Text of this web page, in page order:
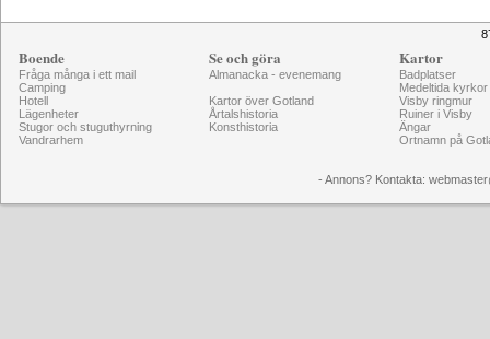
Boende
Fråga många i ett mail
Camping
Hotell
Lägenheter
Stugor och stuguthyrning
Vandrarhem
Se och göra
Almanacka - evenemang
Kartor över Gotland
Årtalshistoria
Konsthistoria
Kartor
Badplatser
Medeltida kyrkor
Visby ringmur
Ruiner i Visby
Ängar
Ortnamn på
- Annons? Kontakta: